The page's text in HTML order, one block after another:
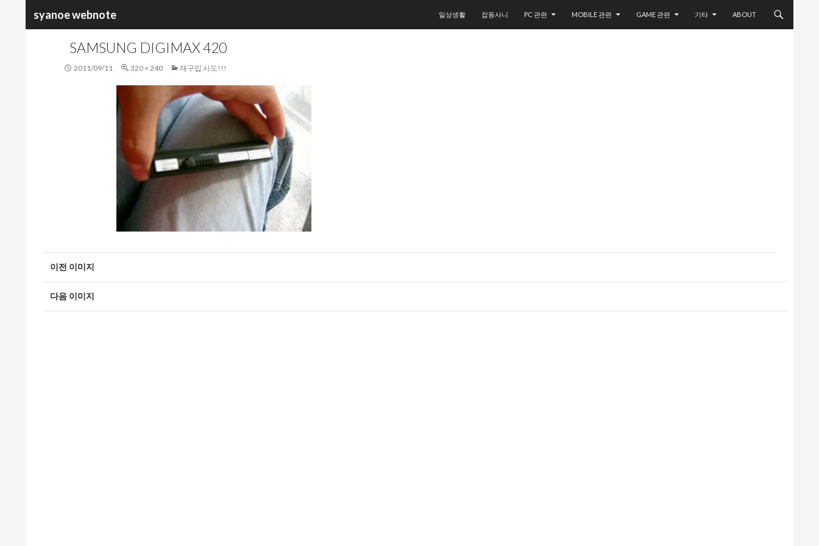
syanoe webnote
색
일상생활
잡동사니 PC 관련 MOBILE 관련 GAME 관련 기타 ABOUT
SAMSUNG DIGIMAX 420
2011/09/11 320 × 240 재구입 시도!!!
이전 이미지
다음 이미지